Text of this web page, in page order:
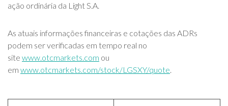
ação ordinária da Light S.A.
As atuais informações financeiras e cotações das ADRs
podem ser verificadas em tempo real no
site www.otcmarkets.com ou
em www.otcmarkets.com/stock/LGSXY/quote.